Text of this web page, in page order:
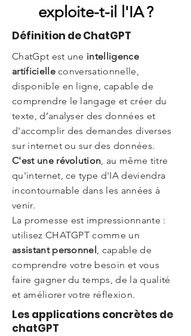
exploite-t-il l'IA ?
Définition de ChatGPT
ChatGpt est une intelligence
artificielleconversationnelle,
disponible en ligne, capable de
comprendre le langage et créer du
texte, d’analyser des données et
d'accomplir des demandes diverses
sur internet ou sur des données.
C'est une révolution, au même titre
qu'internet, ce type d'IA deviendra
incontournable dans les années à
venir.
La promesse est impressionnante :
utilisez CHATGPT comme un
assistant personnel, capable de
comprendre votre besoin et vous
faire gagner du temps, de la qualité
et améliorer votre réflexion.
Les applications concrètes de
chatGPT